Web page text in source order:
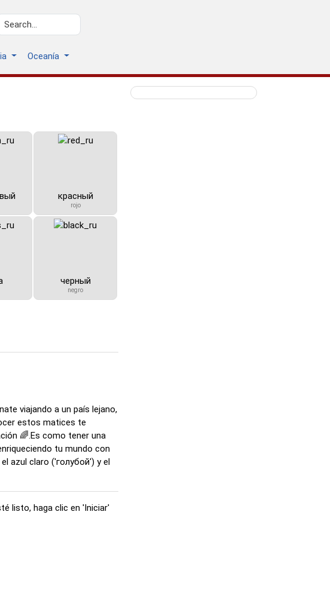
Oceanía
красный
rojo
черный
negro
viajando a un país lejano,
estos matices te
🌈.Es como tener una
tu mundo con
azul claro ('голубой') y el
listo, haga clic en 'Iniciar'